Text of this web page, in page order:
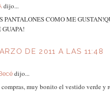
dijo...
PANTALONES COMO ME
DE 2011 A LAS 11:48
dijo...
compras, muy bonito el vestido verde y